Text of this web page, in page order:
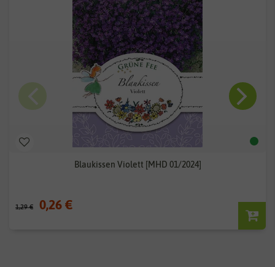
Blaukissen Violett [MHD 01/2024]
1,29 € 0,26 €